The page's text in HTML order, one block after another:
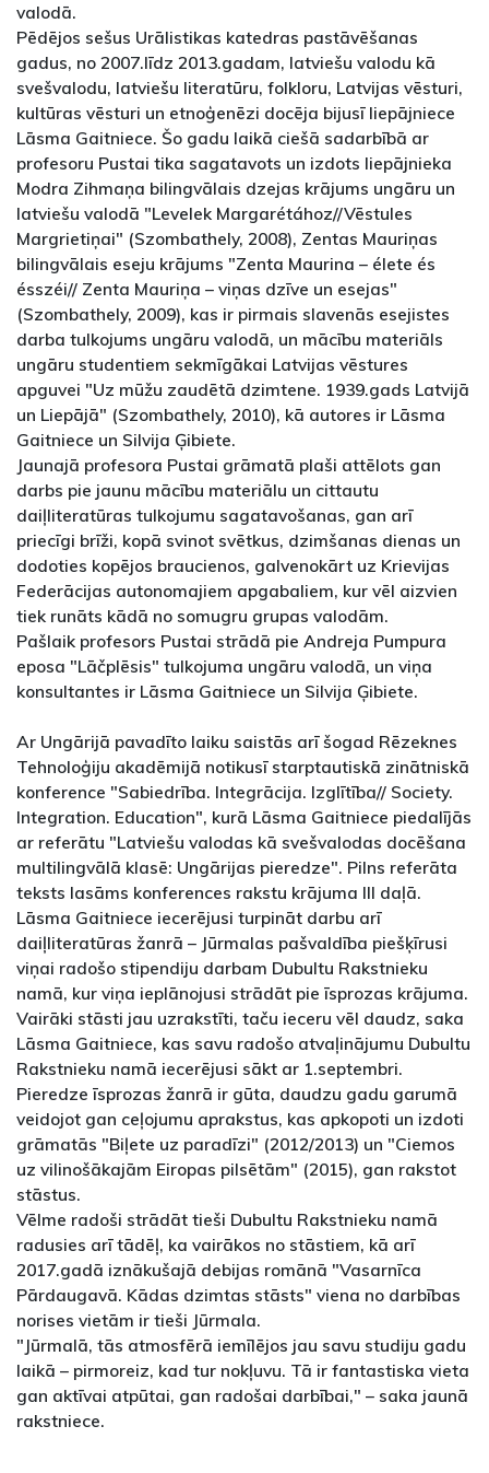
valodā.
Pēdējos sešus Urālistikas katedras pastāvēšanas
gadus, no 2007.līdz 2013.gadam, latviešu valodu kā
svešvalodu, latviešu literatūru, folkloru, Latvijas vēsturi,
kultūras vēsturi un etnoģenēzi docēja bijusī liepājniece
Lāsma Gaitniece. Šo gadu laikā ciešā sadarbībā ar
profesoru Pustai tika sagatavots un izdots liepājnieka
Modra Zihmaņa bilingvālais dzejas krājums ungāru un
latviešu valodā "Levelek Margarétához//Vēstules
Margrietiņai" (Szombathely, 2008), Zentas Mauriņas
bilingvālais eseju krājums "Zenta Maurina – élete és
ésszéi// Zenta Mauriņa – viņas dzīve un esejas"
(Szombathely, 2009), kas ir pirmais slavenās esejistes
darba tulkojums ungāru valodā, un mācību materiāls
ungāru studentiem sekmīgākai Latvijas vēstures
apguvei "Uz mūžu zaudētā dzimtene. 1939.gads Latvijā
un Liepājā" (Szombathely, 2010), kā autores ir Lāsma
Gaitniece un Silvija Ģibiete.
Jaunajā profesora Pustai grāmatā plaši attēlots gan
darbs pie jaunu mācību materiālu un cittautu
daiļliteratūras tulkojumu sagatavošanas, gan arī
priecīgi brīži, kopā svinot svētkus, dzimšanas dienas un
dodoties kopējos braucienos, galvenokārt uz Krievijas
Federācijas autonomajiem apgabaliem, kur vēl aizvien
tiek runāts kādā no somugru grupas valodām.
Pašlaik profesors Pustai strādā pie Andreja Pumpura
eposa "Lāčplēsis" tulkojuma ungāru valodā, un viņa
konsultantes ir Lāsma Gaitniece un Silvija Ģibiete.
Ar Ungārijā pavadīto laiku saistās arī šogad Rēzeknes
Tehnoloģiju akadēmijā notikusī starptautiskā zinātniskā
konference "Sabiedrība. Integrācija. Izglītība// Society.
Integration. Education", kurā Lāsma Gaitniece piedalījās
ar referātu "Latviešu valodas kā svešvalodas docēšana
multilingvālā klasē: Ungārijas pieredze". Pilns referāta
teksts lasāms konferences rakstu krājuma III daļā.
Lāsma Gaitniece iecerējusi turpināt darbu arī
daiļliteratūras žanrā – Jūrmalas pašvaldība piešķīrusi
viņai radošo stipendiju darbam Dubultu Rakstnieku
namā, kur viņa ieplānojusi strādāt pie īsprozas krājuma.
Vairāki stāsti jau uzrakstīti, taču ieceru vēl daudz, saka
Lāsma Gaitniece, kas savu radošo atvaļinājumu Dubultu
Rakstnieku namā iecerējusi sākt ar 1.septembri.
Pieredze īsprozas žanrā ir gūta, daudzu gadu garumā
veidojot gan ceļojumu aprakstus, kas apkopoti un izdoti
grāmatās "Biļete uz paradīzi" (2012/2013) un "Ciemos
uz vilinošākajām Eiropas pilsētām" (2015), gan rakstot
stāstus.
Vēlme radoši strādāt tieši Dubultu Rakstnieku namā
radusies arī tādēļ, ka vairākos no stāstiem, kā arī
2017.gadā iznākušajā debijas romānā "Vasarnīca
Pārdaugavā. Kādas dzimtas stāsts" viena no darbības
norises vietām ir tieši Jūrmala.
"Jūrmalā, tās atmosfērā iemīlējos jau savu studiju gadu
laikā – pirmoreiz, kad tur nokļuvu. Tā ir fantastiska vieta
gan aktīvai atpūtai, gan radošai darbībai," – saka jaunā
rakstniece.